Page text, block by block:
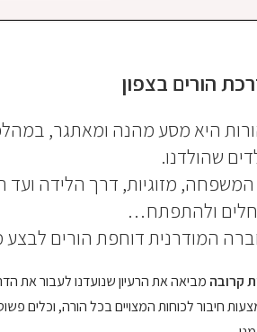
הורים בצפון
היא מסע מהנה ומאתגר,
שהולדנו.
המשפחה, מזוגיות, דרך הלידה ועד
ולהתפתח…
המודרנית דוחפת הורים
קרובה מביאה את הרעיון שנועדנו לעבור את
חיבור לכוחות המצויים בכל הורה, וכלים